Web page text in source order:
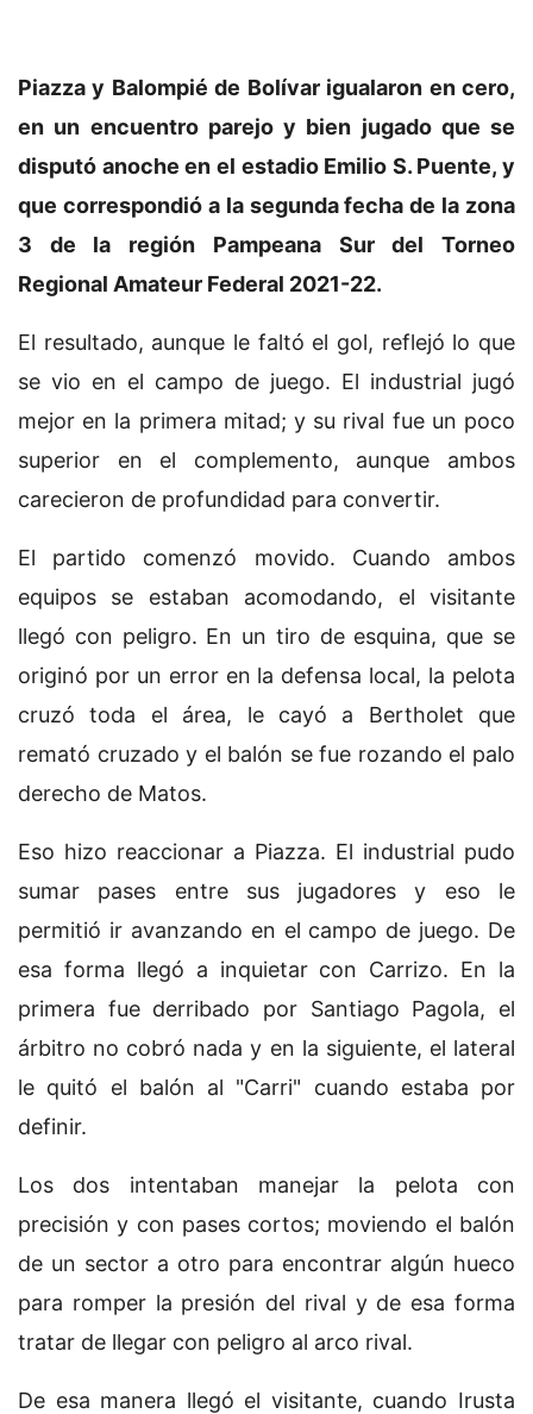
Piazza y Balompié de Bolívar igualaron en cero,
en un encuentro parejo y bien jugado que se
disputó anoche en el estadio Emilio S. Puente, y
que correspondió a la segunda fecha de la zona
3 de la región Pampeana Sur del Torneo
Regional Amateur Federal 2021-22.
El resultado, aunque le faltó el gol, reflejó lo que
se vio en el campo de juego. El industrial jugó
mejor en la primera mitad; y su rival fue un poco
superior en el complemento, aunque ambos
carecieron de profundidad para convertir.
El partido comenzó movido. Cuando ambos
equipos se estaban acomodando, el visitante
llegó con peligro. En un tiro de esquina, que se
originó por un error en la defensa local, la pelota
cruzó toda el área, le cayó a Bertholet que
remató cruzado y el balón se fue rozando el palo
derecho de Matos.
Eso hizo reaccionar a Piazza. El industrial pudo
sumar pases entre sus jugadores y eso le
permitió ir avanzando en el campo de juego. De
esa forma llegó a inquietar con Carrizo. En la
primera fue derribado por Santiago Pagola, el
árbitro no cobró nada y en la siguiente, el lateral
le quitó el balón al "Carri" cuando estaba por
definir.
Los dos intentaban manejar la pelota con
precisión y con pases cortos; moviendo el balón
de un sector a otro para encontrar algún hueco
para romper la presión del rival y de esa forma
tratar de llegar con peligro al arco rival.
De esa manera llegó el visitante, cuando Irusta